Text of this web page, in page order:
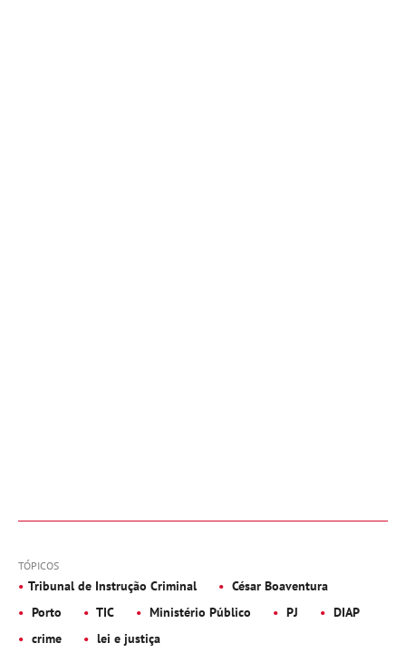
TÓPICOS
Tribunal de Instrução Criminal
César Boaventura
Porto
TIC Ministério Público PJ
DIAP
crime
lei e justiça